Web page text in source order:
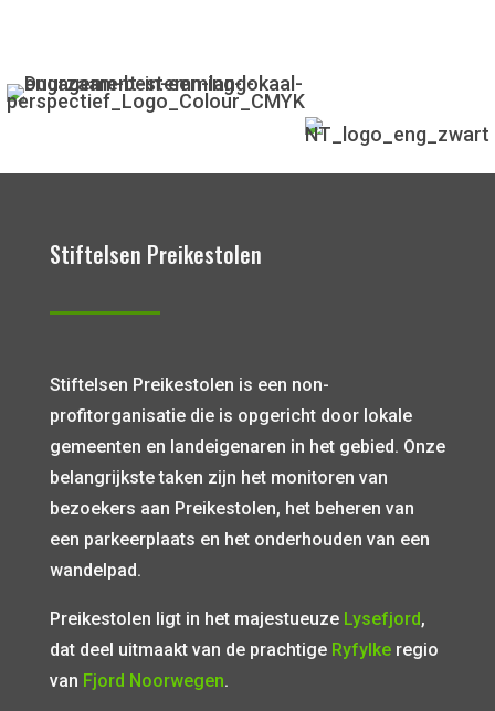
Stiftelsen Preikestolen
Stiftelsen Preikestolen is een non-
profitorganisatie die is opgericht door lokale
gemeenten en landeigenaren in het gebied. Onze
belangrijkste taken zijn het monitoren van
bezoekers aan Preikestolen, het beheren van
een parkeerplaats en het onderhouden van een
wandelpad.
Preikestolen ligt in het majestueuze Lysefjord,
dat deel uitmaakt van de prachtige Ryfylkeregio
van Fjord Noorwegen.